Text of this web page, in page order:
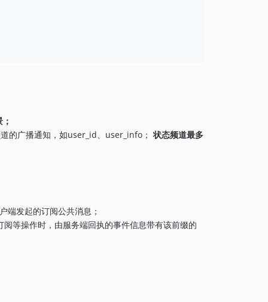
的广播通知，如user_id、user_info；状态频道最多
端发起的订阅公共消息；
等操作时，由服务端回执的事件信息带有该前缀的